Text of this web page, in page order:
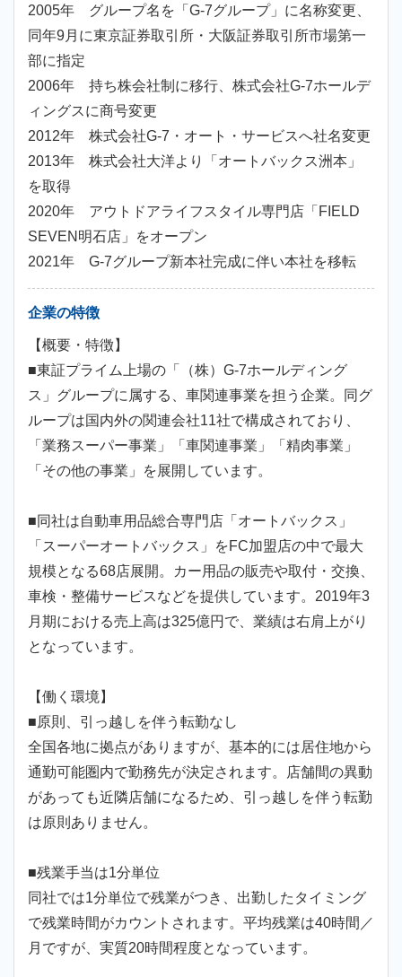
2005年 グループ名を「G-7グループ」に名称変更、
同年9月に東京証券取引所・大阪証券取引所市場第一
部に指定
2006年 持ち株会社制に移行、株式会社G-7ホールデ
ィングスに商号変更
2012年 株式会社G-7・オート・サービスへ社名変更
2013年 株式会社大洋より「オートバックス洲本」
を取得
2020年 アウトドアライフスタイル専門店「FIELD
SEVEN明石店」をオープン
2021年 G-7グループ新本社完成に伴い本社を移転
企業の特徴
【概要・特徴】
■東証プライム上場の「（株）G-7ホールディング
ス」グループに属する、車関連事業を担う企業。同グ
ループは国内外の関連会社11社で構成されており、
「業務スーパー事業」「車関連事業」「精肉事業」
「その他の事業」を展開しています。
■同社は自動車用品総合専門店「オートバックス」
「スーパーオートバックス」をFC加盟店の中で最大
規模となる68店展開。カー用品の販売や取付・交換、
車検・整備サービスなどを提供しています。2019年3
月期における売上高は325億円で、業績は右肩上がり
となっています。
【働く環境】
■原則、引っ越しを伴う転勤なし
全国各地に拠点がありますが、基本的には居住地から
通勤可能圏内で勤務先が決定されます。店舗間の異動
があっても近隣店舗になるため、引っ越しを伴う転勤
は原則ありません。
■残業手当は1分単位
同社では1分単位で残業がつき、出勤したタイミング
で残業時間がカウントされます。平均残業は40時間／
月ですが、実質20時間程度となっています。